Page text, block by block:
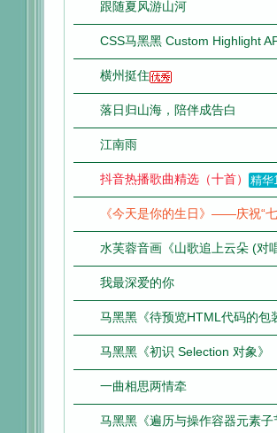
跟随夏风游山河
CSS马黑黑 Custom Highlight
横州挺住
落日归山海，陪伴成告白
江南雨
抖音热播歌曲精选（十首） 精华
《今天是你的生日》——庆祝“
水芙蓉音画《山歌追上云朵 (对
我最深爱的你
马黑黑《待预览HTML代码的包
马黑黑《初识 Selection 对象》
一曲相思两情牵
马黑黑《遍历与操作容器元素子